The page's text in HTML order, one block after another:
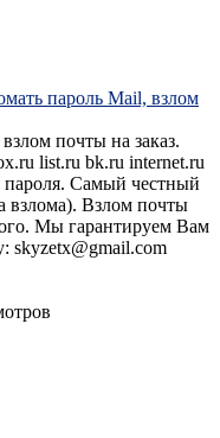
пароль Mail, взлом
почты на заказ.
list.ru bk.ru internet.ru
пароля. Самый честный
взлома). Bзлом почты
Мы гарантируем Вам
skyzetx@gmail.com